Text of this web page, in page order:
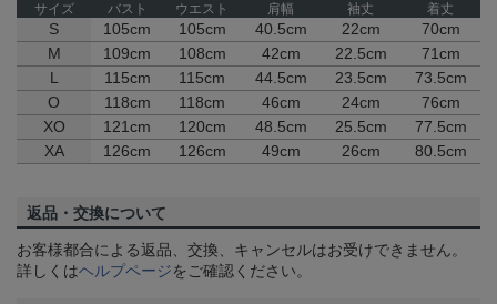
サイズ バスト ウエスト 肩幅 袖丈 着丈
S 105cm 105cm 40.5cm 22cm
70cm
M
109cm 108cm 42cm 22.5cm
71cm
L
115cm 115cm 44.5cm 23.5cm
73.5cm
O
118cm 118cm 46cm 24cm
76cm
XO
121cm 120cm 48.5cm 25.5cm
77.5cm
XA
126cm 126cm 49cm 26cm 80.5cm
返品・交換について
お客様都合による返品、交換、キャンセルはお受けできません。
詳しくはヘルプページをご確認ください。